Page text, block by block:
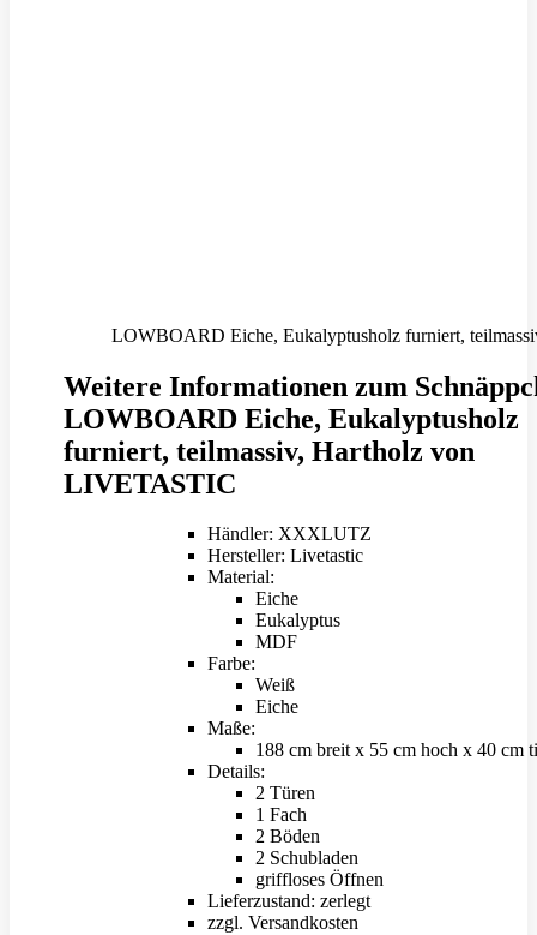
LOWBOARD Eiche, Eukalyptusholz furniert,
Weitere Informationen zum
LOWBOARD Eiche, Eukalyptusholz
furniert, teilmassiv, Hartholz von
LIVETASTIC
Händler: XXXLUTZ
Hersteller: Livetastic
Material:
Eiche
Eukalyptus
MDF
Farbe:
Weiß
Eiche
Maße:
188 cm breit x 55 cm hoch x 40 cm
Details:
2 Türen
1 Fach
2 Böden
2 Schubladen
griffloses Öffnen
Lieferzustand: zerlegt
zzgl. Versandkosten